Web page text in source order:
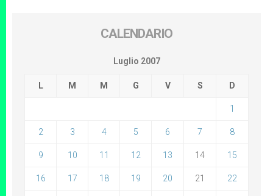
CALENDARIO
Luglio 2007
L M M G V S D
1
2 3 4 5 6 7 8
9 10 11 12 13 14 15
16 17 18 19 20 21 22